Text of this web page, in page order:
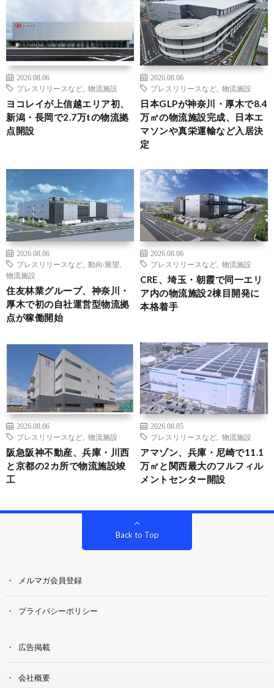
2026.08.06
プレスリリースなど
物流施設
ヨコレイが上信越エリア初、
新潟・長岡で2.7万tの物流拠
点開設
2026.08.06
プレスリリースなど
物流施設
日本GLPが神奈川・厚木で8.4
万㎡の物流施設完成、日本エ
マソンや真栄運輸など入居決
定
2026.08.06
プレスリリースなど
動向/展望
物流施設
住友林業グループ、神奈川・
厚木で初の自社運営型物流拠
点が稼働開始
2026.08.06
プレスリリースなど
物流施設
CRE、埼玉・朝霞で同一エリ
ア内の物流施設2棟目開発に
本格着手
2026.08.06
プレスリリースなど
物流施設
阪急阪神不動産、兵庫・川西
と京都の2カ所で物流施設竣
工
2026.08.05
プレスリリースなど
物流施設
アマゾン、兵庫・尼崎で11.1
万㎡と関西最大のフルフィル
メントセンター開設
Back to Top
メルマガ会員登録
プライバシーポリシー
広告掲載
会社概要